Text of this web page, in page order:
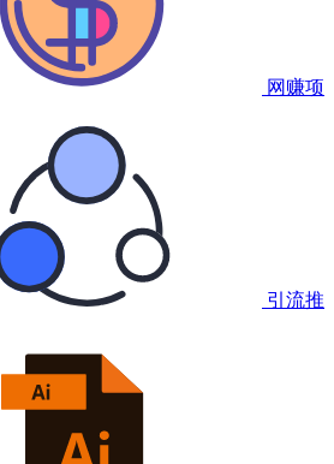
网赚项
引流推